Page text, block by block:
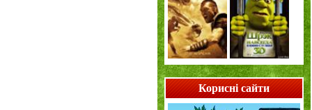
Корисні сайти